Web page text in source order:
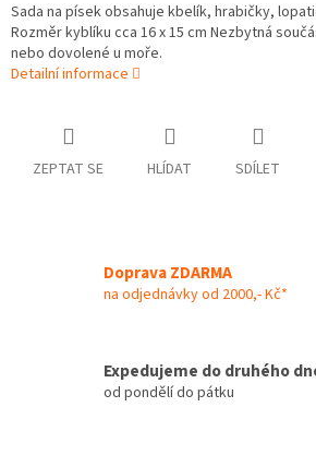
Sada na písek obsahuje kbelík, hrabičky,
Rozměr kyblíku cca 16 x 15 cm Nezbytná
nebo dovolené u moře.
Detailní informace
ZEPTAT SE HLÍDAT SDÍLET
Doprava ZDARMA
na odjednávky od 2000,- Kč*
Expedujeme do druhého
od pondělí do pátku